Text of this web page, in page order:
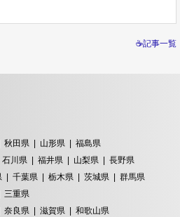
☕記事一覧
秋田県 山形県
福島県
石川県 福井県 山梨県
長野県
千葉県 栃木県 茨城県
群馬県
三重県
奈良県 滋賀県
和歌山県